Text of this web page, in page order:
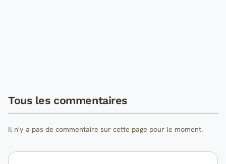
Tous les commentaires
Il n'y a pas de commentaire sur cette page pour le moment.